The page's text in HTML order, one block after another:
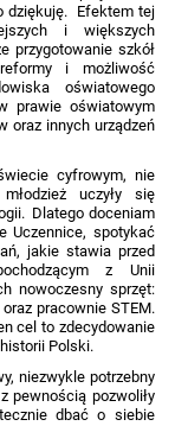
dziękuję. Efektem tej
i większych
przygotowanie szkół
i możliwość
oświatowego
prawie oświatowym
oraz innych urządzeń
cyfrowym, nie
uczyły się
Dlatego doceniam
Uczennice, spotykać
jakie stawia przed
z Unii
nowoczesny sprzęt:
pracownie STEM.
cel to zdecydowanie
Polski.
niezwykle potrzebny
pewnością pozwoliły
dbać o siebie